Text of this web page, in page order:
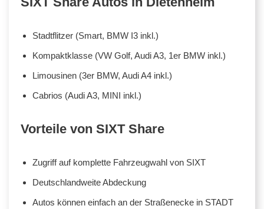
Stadtflitzer (Smart, BMW I3 inkl.)
Kompaktklasse (VW Golf, Audi A3, 1er BMW inkl.)
Limousinen (3er BMW, Audi A4 inkl.)
Cabrios (Audi A3, MINI inkl.)
Vorteile von SIXT Share
Zugriff auf komplette Fahrzeugwahl von SIXT
Deutschlandweite Abdeckung
Autos können einfach an der Straßenecke in STADT